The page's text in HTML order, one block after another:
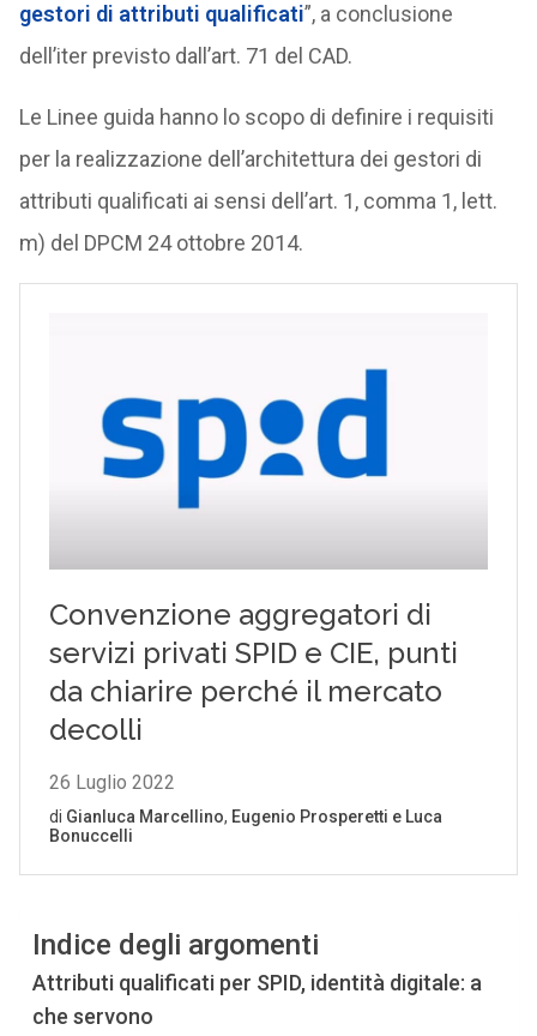
gestori di attributi qualificati”, a conclusione
dell’iter previsto dall’art. 71 del CAD.
Le Linee guida hanno lo scopo di definire i requisiti
per la realizzazione dell’architettura dei gestori di
attributi qualificati ai sensi dell’art. 1, comma 1, lett.
m) del DPCM 24 ottobre 2014.
Indice degli argomenti
Attributi qualificati per SPID, identità digitale: a
che servono